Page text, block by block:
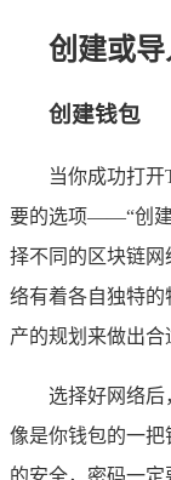
创建或
创建钱包
当你成功打
要的选项——“创建
择不同的区块链网
络有着各自独特
产的规划来做出合
选择好网络
像是你钱包的一